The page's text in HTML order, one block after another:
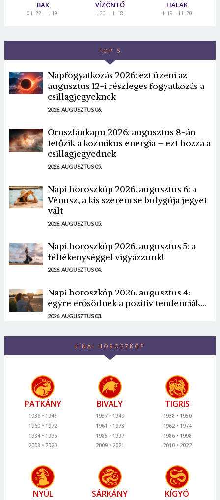
BAK
XII. 22. - I. 19.
VÍZÖNTŐ
I. 20. - II. 18.
HALAK
II. 19. - III. 20.
TOP 5
Napfogyatkozás 2026: ezt üzeni az
augusztus 12-i részleges fogyatkozás a
csillagjegyeknek
2026. AUGUSZTUS 06.
Oroszlánkapu 2026: augusztus 8-án
tetőzik a kozmikus energia – ezt hozza a
csillagjegyednek
2026. AUGUSZTUS 05.
Napi horoszkóp 2026. augusztus 6: a
Vénusz, a kis szerencse bolygója jegyet
vált
2026. AUGUSZTUS 05.
Napi horoszkóp 2026. augusztus 5: a
féltékenységgel vigyázzunk!
2026. AUGUSZTUS 04.
Napi horoszkóp 2026. augusztus 4:
egyre erősödnek a pozitív tendenciák...
2026. AUGUSZTUS 03.
KÍNAI HOROSZKÓP
PATKÁNY
1936
1948
1960
1972
1984
1996
2008
2020
BIVALY
1937
1949
1961
1973
1985
1997
2009
2021
TIGRIS
1938
1950
1962
1974
1986
1998
2010
2022
NYÚL SÁRKÁNY KÍGYÓ